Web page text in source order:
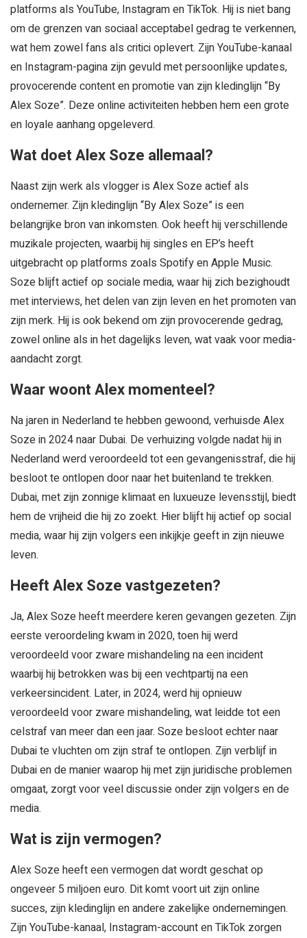
platforms als YouTube, Instagram en TikTok. Hij is niet bang
om de grenzen van sociaal acceptabel gedrag te verkennen,
wat hem zowel fans als critici oplevert. Zijn YouTube-kanaal
en Instagram-pagina zijn gevuld met persoonlijke updates,
provocerende content en promotie van zijn kledinglijn “By
Alex Soze”. Deze online activiteiten hebben hem een grote
en loyale aanhang opgeleverd.
Wat doet Alex Soze allemaal?
Naast zijn werk als vlogger is Alex Soze actief als
ondernemer. Zijn kledinglijn “By Alex Soze” is een
belangrijke bron van inkomsten. Ook heeft hij verschillende
muzikale projecten, waarbij hij singles en EP’s heeft
uitgebracht op platforms zoals Spotify en Apple Music.
Soze blijft actief op sociale media, waar hij zich bezighoudt
met interviews, het delen van zijn leven en het promoten van
zijn merk. Hij is ook bekend om zijn provocerende gedrag,
zowel online als in het dagelijks leven, wat vaak voor media-
aandacht zorgt.
Waar woont Alex momenteel?
Na jaren in Nederland te hebben gewoond, verhuisde Alex
Soze in 2024 naar Dubai. De verhuizing volgde nadat hij in
Nederland werd veroordeeld tot een gevangenisstraf, die hij
besloot te ontlopen door naar het buitenland te trekken.
Dubai, met zijn zonnige klimaat en luxueuze levensstijl, biedt
hem de vrijheid die hij zo zoekt. Hier blijft hij actief op social
media, waar hij zijn volgers een inkijkje geeft in zijn nieuwe
leven.
Heeft Alex Soze vastgezeten?
Ja, Alex Soze heeft meerdere keren gevangen gezeten. Zijn
eerste veroordeling kwam in 2020, toen hij werd
veroordeeld voor zware mishandeling na een incident
waarbij hij betrokken was bij een vechtpartij na een
verkeersincident. Later, in 2024, werd hij opnieuw
veroordeeld voor zware mishandeling, wat leidde tot een
celstraf van meer dan een jaar. Soze besloot echter naar
Dubai te vluchten om zijn straf te ontlopen. Zijn verblijf in
Dubai en de manier waarop hij met zijn juridische problemen
omgaat, zorgt voor veel discussie onder zijn volgers en de
media.
Wat is zijn vermogen?
Alex Soze heeft een vermogen dat wordt geschat op
ongeveer 5 miljoen euro. Dit komt voort uit zijn online
succes, zijn kledinglijn en andere zakelijke ondernemingen.
Zijn YouTube-kanaal, Instagram-account en TikTok zorgen